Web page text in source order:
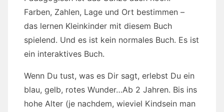
Farben, Zahlen, Lage und Ort bestimmen –
das lernen Kleinkinder mit diesem Buch
spielend. Und es ist kein normales Buch. Es ist
ein interaktives Buch.
Wenn Du tust, was es Dir sagt, erlebst Du ein
blau, gelb, rotes Wunder…Ab 2 Jahren. Bis ins
hohe Alter (je nachdem, wieviel Kindsein man